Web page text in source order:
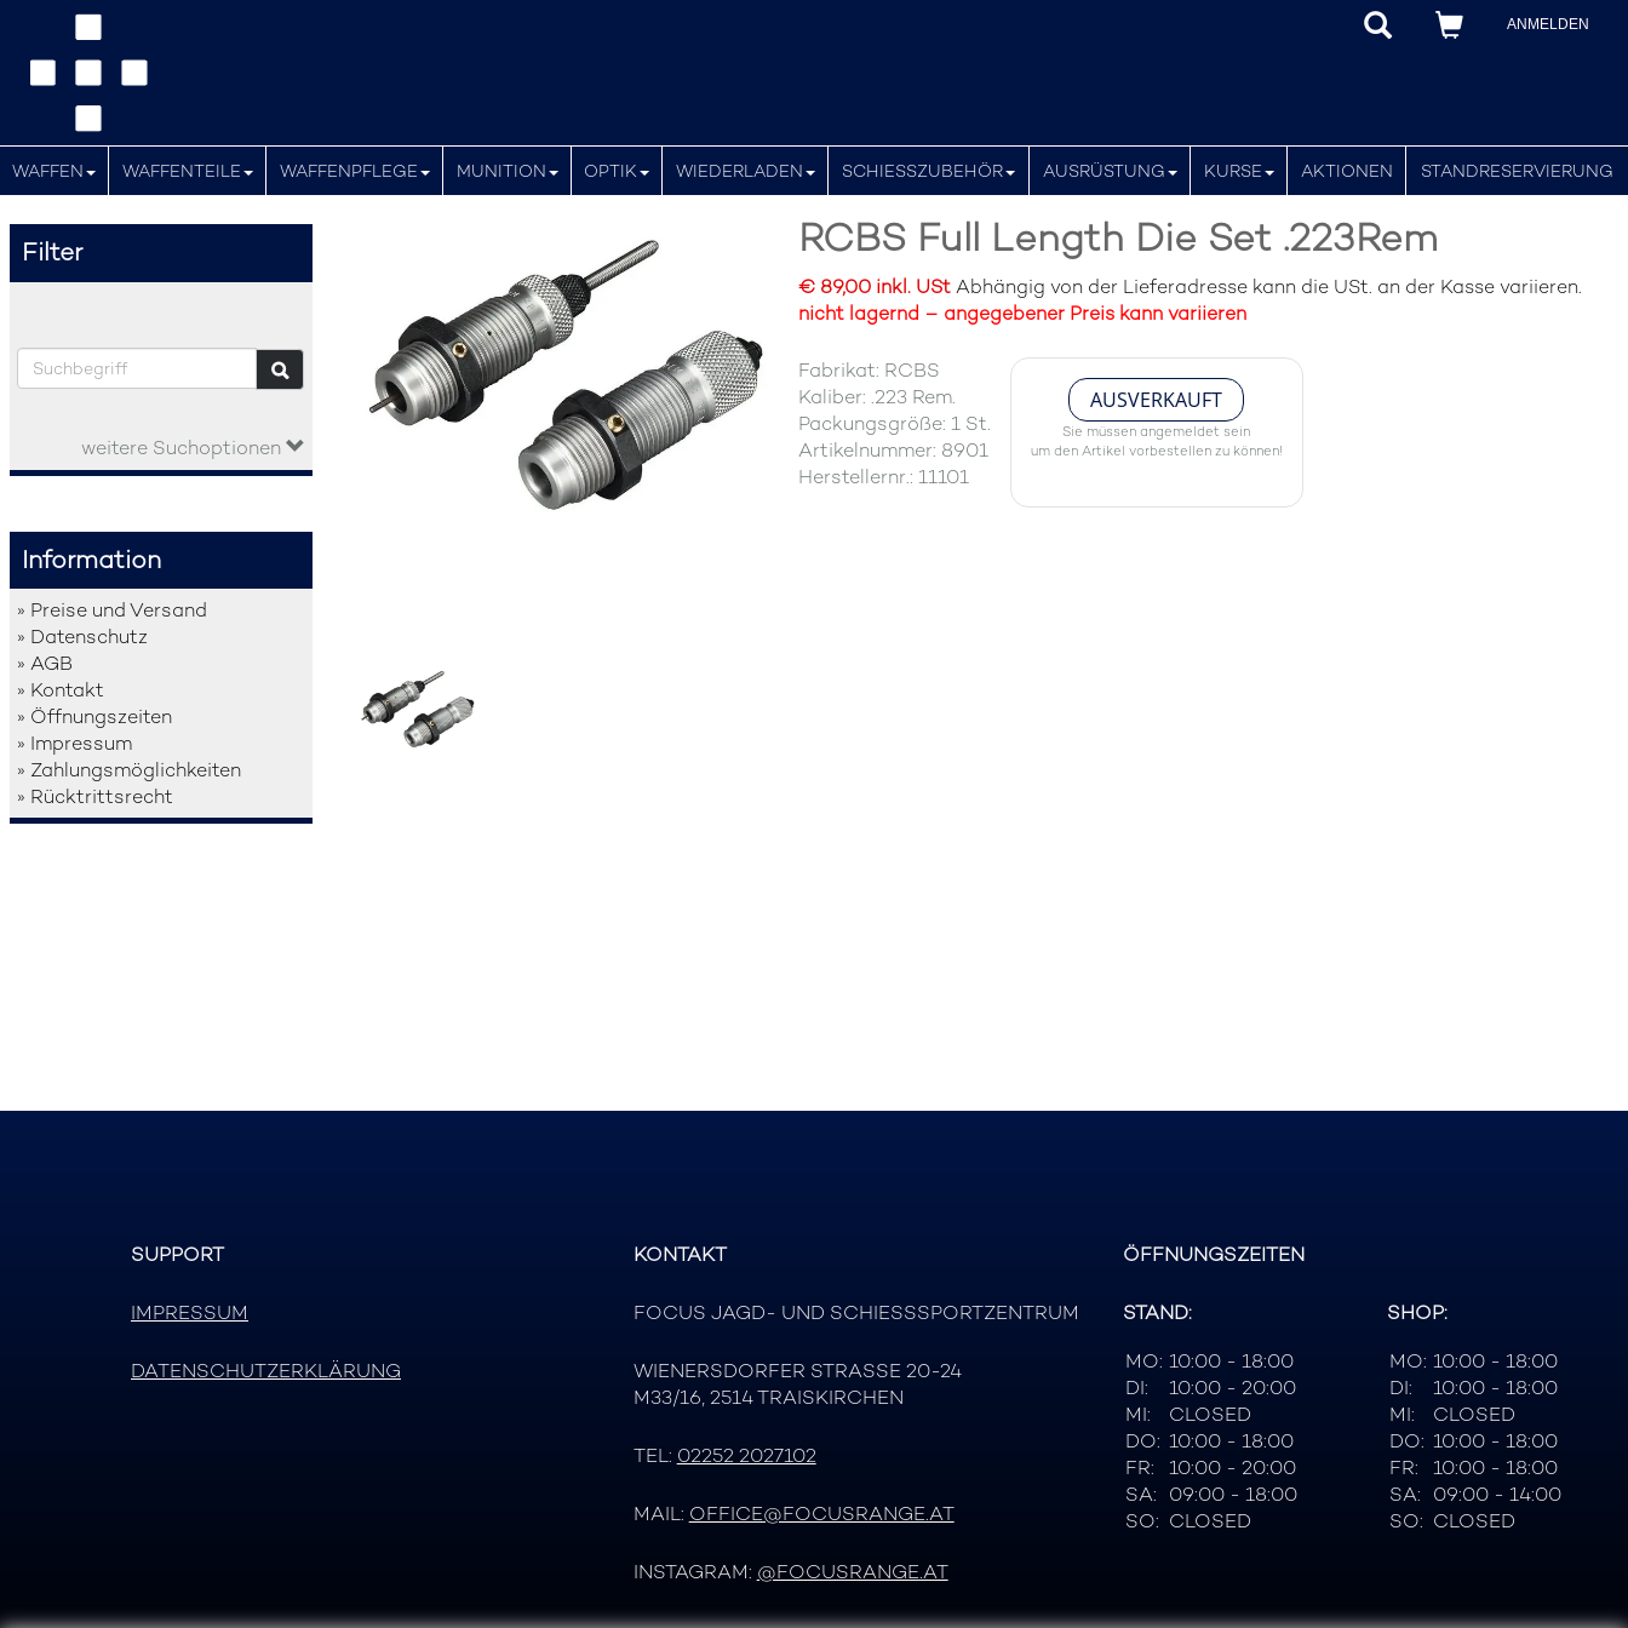
ANMELDEN
WAFFEN WAFFENTEILE WAFFENPFLEGE MUNITION OPTIK WIEDERLADEN SCHIESSZUBEHÖR AUSRÜSTUNG KURSE AKTIONEN STANDRESERVIERUNG
Filter
weitere Suchoptionen
Information
» Preise und Versand
» Datenschutz
» AGB
» Kontakt
» Öffnungszeiten
» Impressum
» Zahlungsmöglichkeiten
» Rücktrittsrecht
RCBS Full Length Die Set .223Rem
€ 89,00 inkl. UStAbhängig von der Lieferadresse kann die USt. an der Kasse variieren.
nicht lagernd – angegebener Preis kann variieren
Fabrikat: RCBS
Kaliber: .223 Rem.
Packungsgröße: 1 St.
Artikelnummer: 8901
Herstellernr.: 11101
AUSVERKAUFT
Sie müssen angemeldet sein
um den Artikel vorbestellen zu können!
SUPPORT
IMPRESSUM
DATENSCHUTZERKLÄRUNG
KONTAKT
FOCUS JAGD- UND SCHIESSSPORTZENTRUM
WIENERSDORFER STRASSE 20-24
M33/16, 2514 TRAISKIRCHEN
TEL: 02252 2027102
MAIL: OFFICE@FOCUSRANGE.AT
INSTAGRAM: @FOCUSRANGE.AT
ÖFFNUNGSZEITEN
STAND:
MO: 10:00 - 18:00
DI:
10:00 - 20:00
MI:
CLOSED
DO: 10:00 - 18:00
FR:
10:00 - 20:00
SA: 09:00 - 18:00
SO: CLOSED
SHOP:
MO: 10:00 - 18:00
DI:
10:00 - 18:00
MI:
CLOSED
DO: 10:00 - 18:00
FR:
10:00 - 18:00
SA: 09:00 - 14:00
SO: CLOSED